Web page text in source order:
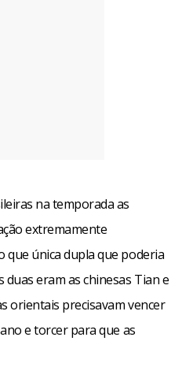
na temporada as
extremamente
única dupla que poderia
eram as chinesas Tian e
orientais precisavam vencer
e torcer para que as